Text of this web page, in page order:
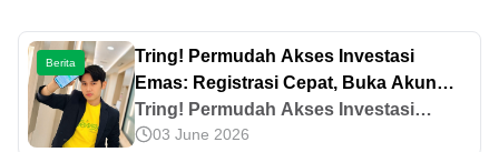
Berita
Tring! Permudah Akses Investasi
Emas: Registrasi Cepat, Buka Akun
dalam Hitungan Menit
Tring! Permudah Akses Investasi
Emas: Registrasi Cepat, Buka Akun
03 June 2026